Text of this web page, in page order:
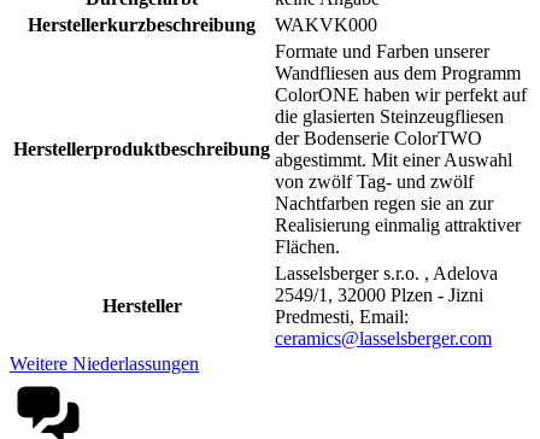
Herstellerkurzbeschreibung
WAKVK000
Herstellerproduktbeschreibung
Formate und Farben unserer
Wandfliesen aus dem Programm
ColorONE haben wir perfekt auf
die glasierten Steinzeugfliesen
der Bodenserie ColorTWO
abgestimmt. Mit einer Auswahl
von zwölf Tag- und zwölf
Nachtfarben regen sie an zur
Realisierung einmalig attraktiver
Flächen.
Hersteller
Lasselsberger s.r.o. , Adelova
2549/1, 32000 Plzen - Jizni
Predmesti, Email:
ceramics@lasselsberger.com
Weitere Niederlassungen